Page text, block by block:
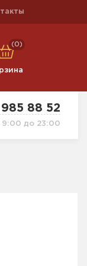
(0)
88 52
9:00 до 23:00